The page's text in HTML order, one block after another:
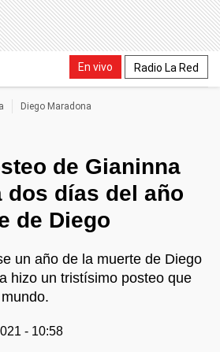
En vivo Radio La Red
Diego Maradona
de Gianinna
dos días del año
de Diego
un año de la muerte de Diego
hizo un tristísimo posteo que
- 10:58